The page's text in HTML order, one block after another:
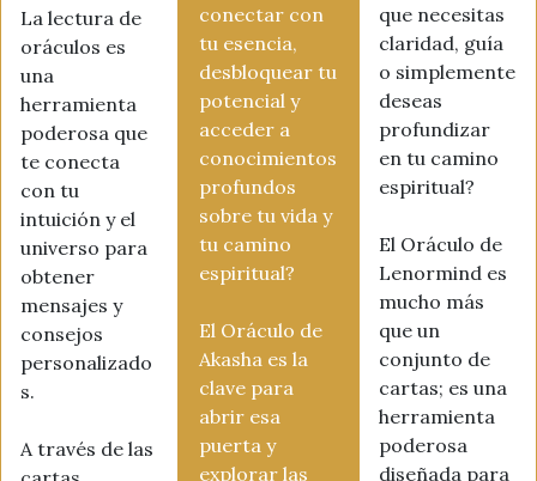
La lectura de
oráculos es
una
herramienta
poderosa que
te conecta
con tu
intuición y el
universo para
obtener
mensajes y
consejos
personalizado
s.
A través de las
conectar con
tu esencia,
desbloquear tu
potencial y
acceder a
conocimientos
profundos
sobre tu vida y
tu camino
espiritual?
El Oráculo de
Akasha es la
clave para
abrir esa
puerta y
explorar las
que necesitas
claridad, guía
o simplemente
deseas
profundizar
en tu camino
espiritual?
El Oráculo de
Lenormind es
mucho más
que un
conjunto de
cartas; es una
herramienta
poderosa
diseñada para